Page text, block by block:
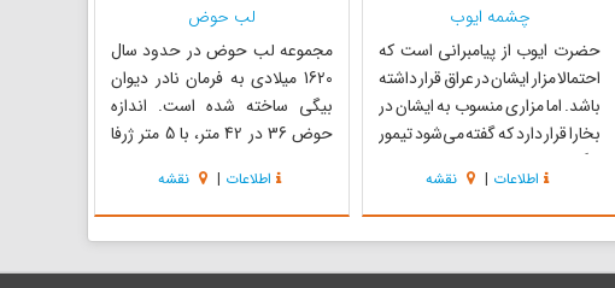
چشمه ایوب
حضرت ایوب از پیامبرانی است که
احتمالا مزار ایشان در عراق قرار داشته
باشد. اما مزاری منسوب به ایشان در
بخارا قرار دارد که گفته می‌شود تیمور
لنگ برای رونق بخارا این مزار را
منسوب به حضرت ایوب کرده است.
مزاری دیگری هم منسوب به دانیال
نبی به بخارا وجود دارد.این مقبره
دارای سه گنبد کوچک و...
اطلاعات | نقشه
لب حوض
مجموعه لب حوض در حدود سال
1620 میلادی به فرمان نادر دیوان
بیگی ساخته شده است. اندازه
حوض 36 در 42 متر، با 5 متر ژرفا
مکان در بخارا باشد. روزگاری برای
تهیه آب در این شهر حدود 200 حوض
ساخته شد که با آب رودخانه پر
می‌شد و این نام از آن دوران باقی
اطلاعات | نقشه